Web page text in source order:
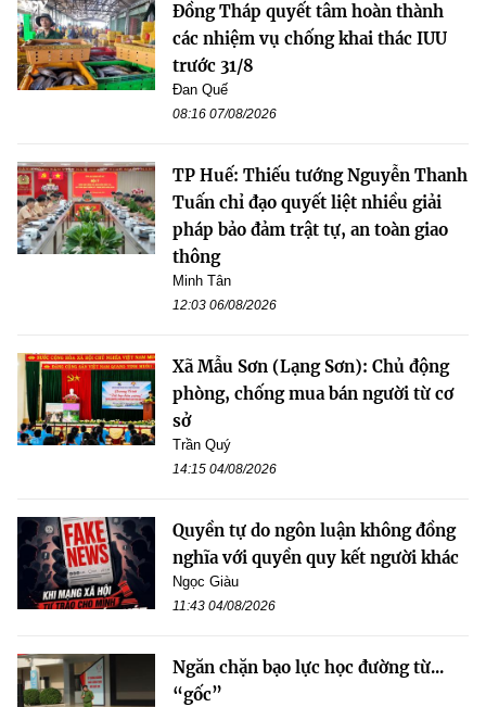
Đồng Tháp quyết tâm hoàn thành
các nhiệm vụ chống khai thác IUU
trước 31/8
Đan Quế
08:16 07/08/2026
TP Huế: Thiếu tướng Nguyễn Thanh
Tuấn chỉ đạo quyết liệt nhiều giải
pháp bảo đảm trật tự, an toàn giao
thông
Minh Tân
12:03 06/08/2026
Xã Mẫu Sơn (Lạng Sơn): Chủ động
phòng, chống mua bán người từ cơ
sở
Trần Quý
14:15 04/08/2026
Quyền tự do ngôn luận không đồng
nghĩa với quyền quy kết người khác
Ngọc Giàu
11:43 04/08/2026
Ngăn chặn bạo lực học đường từ...
“gốc”